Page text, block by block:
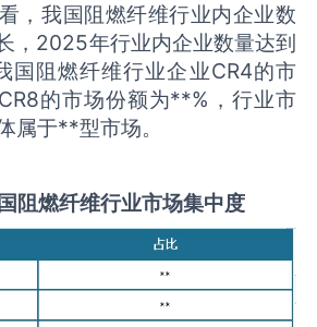
，我国阻燃纤维行业内企业数
，2025年行业内企业数量达到
阻燃纤维行业企业CR4的市
的市场份额为**%，行业市
属于**型市场。
阻燃纤维行业市场集中度